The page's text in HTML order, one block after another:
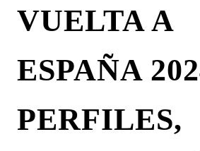
VUELTA A
ESPAÑA
PERFILES,